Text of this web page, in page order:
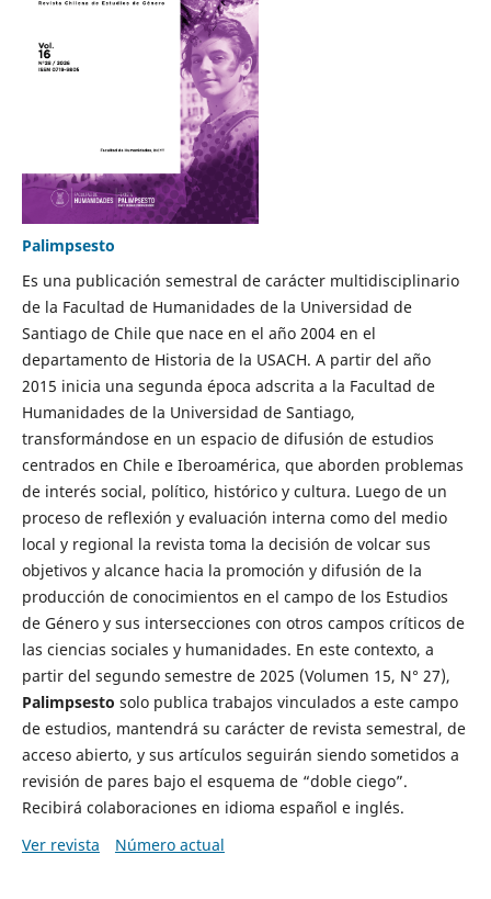
Palimpsesto
Es una publicación semestral de carácter multidisciplinario
de la Facultad de Humanidades de la Universidad de
Santiago de Chile que nace en el año 2004 en el
departamento de Historia de la USACH. A partir del año
2015 inicia una segunda época adscrita a la Facultad de
Humanidades de la Universidad de Santiago,
transformándose en un espacio de difusión de estudios
centrados en Chile e Iberoamérica, que aborden problemas
de interés social, político, histórico y cultura. Luego de un
proceso de reflexión y evaluación interna como del medio
local y regional la revista toma la decisión de volcar sus
objetivos y alcance hacia la promoción y difusión de la
producción de conocimientos en el campo de los Estudios
de Género y sus intersecciones con otros campos críticos de
las ciencias sociales y humanidades. En este contexto, a
partir del segundo semestre de 2025 (Volumen 15, N° 27),
Palimpsesto solo publica trabajos vinculados a este campo
de estudios, mantendrá su carácter de revista semestral, de
acceso abierto, y sus artículos seguirán siendo sometidos a
revisión de pares bajo el esquema de “doble ciego”.
Recibirá colaboraciones en idioma español e inglés.
Ver revista
Número actual